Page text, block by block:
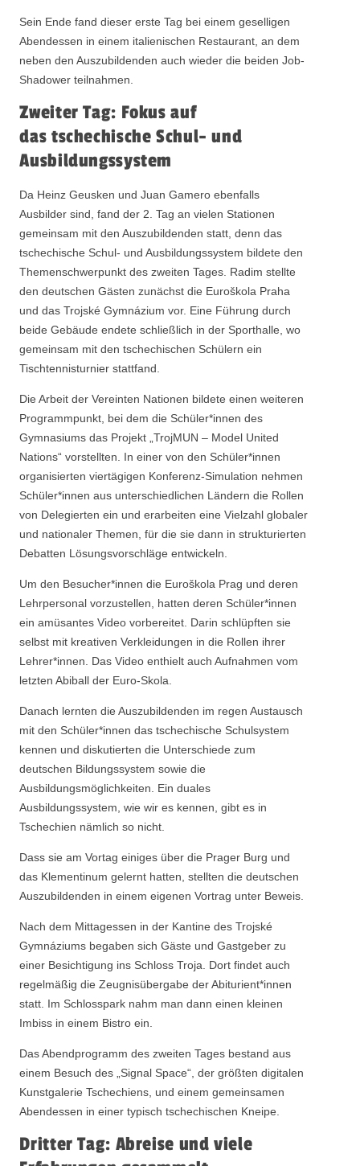
Sein Ende fand dieser erste Tag bei einem geselligen
Abendessen in einem italienischen Restaurant, an dem
neben den Auszubildenden auch wieder die beiden Job-
Shadower teilnahmen.
Zweiter Tag: Fokus auf
das tschechische Schul- und
Ausbildungssystem
Da Heinz Geusken und Juan Gamero ebenfalls
Ausbilder sind, fand der 2. Tag an vielen Stationen
gemeinsam mit den Auszubildenden statt, denn das
tschechische Schul- und Ausbildungssystem bildete den
Themenschwerpunkt des zweiten Tages. Radim stellte
den deutschen Gästen zunächst die Euroškola Praha
und das Trojské Gymnázium vor. Eine Führung durch
beide Gebäude endete schließlich in der Sporthalle, wo
gemeinsam mit den tschechischen Schülern ein
Tischtennisturnier stattfand.
Die Arbeit der Vereinten Nationen bildete einen weiteren
Programmpunkt, bei dem die Schüler*innen des
Gymnasiums das Projekt „TrojMUN – Model United
Nations“ vorstellten. In einer von den Schüler*innen
organisierten viertägigen Konferenz-Simulation nehmen
Schüler*innen aus unterschiedlichen Ländern die Rollen
von Delegierten ein und erarbeiten eine Vielzahl globaler
und nationaler Themen, für die sie dann in strukturierten
Debatten Lösungsvorschläge entwickeln.
Um den Besucher*innen die Euroškola Prag und deren
Lehrpersonal vorzustellen, hatten deren Schüler*innen
ein amüsantes Video vorbereitet. Darin schlüpften sie
selbst mit kreativen Verkleidungen in die Rollen ihrer
Lehrer*innen. Das Video enthielt auch Aufnahmen vom
letzten Abiball der Euro-Skola.
Danach lernten die Auszubildenden im regen Austausch
mit den Schüler*innen das tschechische Schulsystem
kennen und diskutierten die Unterschiede zum
deutschen Bildungssystem sowie die
Ausbildungsmöglichkeiten. Ein duales
Ausbildungssystem, wie wir es kennen, gibt es in
Tschechien nämlich so nicht.
Dass sie am Vortag einiges über die Prager Burg und
das Klementinum gelernt hatten, stellten die deutschen
Auszubildenden in einem eigenen Vortrag unter Beweis.
Nach dem Mittagessen in der Kantine des Trojské
Gymnáziums begaben sich Gäste und Gastgeber zu
einer Besichtigung ins Schloss Troja. Dort findet auch
regelmäßig die Zeugnisübergabe der Abiturient*innen
statt. Im Schlosspark nahm man dann einen kleinen
Imbiss in einem Bistro ein.
Das Abendprogramm des zweiten Tages bestand aus
einem Besuch des „Signal Space“, der größten digitalen
Kunstgalerie Tschechiens, und einem gemeinsamen
Abendessen in einer typisch tschechischen Kneipe.
Dritter Tag: Abreise und viele